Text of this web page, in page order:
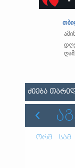
ᲫᲘᲔᲑᲐ
ორშ სამ